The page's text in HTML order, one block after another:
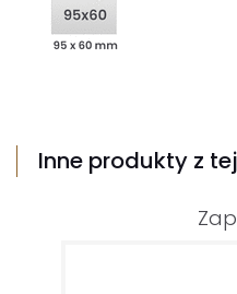
Inne produkty z